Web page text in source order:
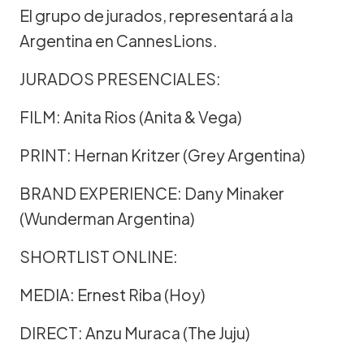
El grupo de jurados, representará a la
Argentina en CannesLions.
JURADOS PRESENCIALES:
FILM: Anita Rios (Anita & Vega)
PRINT: Hernan Kritzer (Grey Argentina)
BRAND EXPERIENCE: Dany Minaker
(Wunderman Argentina)
SHORTLIST ONLINE:
MEDIA: Ernest Riba (Hoy)
DIRECT: Anzu Muraca (The Juju)